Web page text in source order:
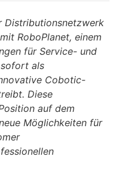
Distributionsnetzwerk
RoboPlanet, einem
für Service- und
als
Cobotic-
Diese
auf dem
Möglichkeiten für